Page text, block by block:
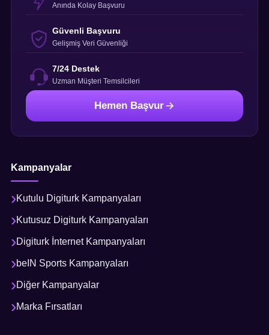
Anında Kolay Başvuru
Güvenli Başvuru
Gelişmiş Veri Güvenliği
7/24 Destek
Uzman Müşteri Temsilcileri
Hemen Başvur
Kampanyalar
Kutulu Digiturk Kampanyaları
Kutusuz Digiturk Kampanyaları
Digiturk İnternet Kampanyaları
beIN Sports Kampanyaları
Diğer Kampanyalar
Marka Fırsatları